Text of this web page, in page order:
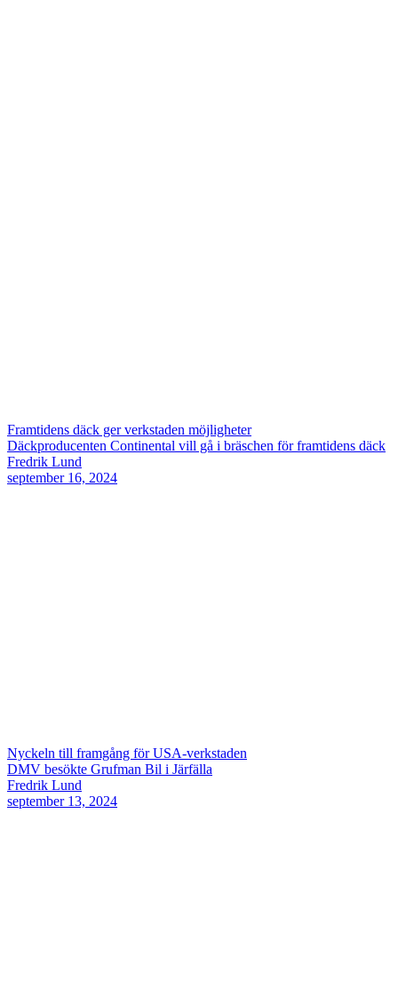
Framtidens däck ger verkstaden möjligheter
Däckproducenten Continental vill gå i bräschen för framtidens däck
Fredrik Lund
september 16, 2024
Nyckeln till framgång för USA-verkstaden
DMV besökte Grufman Bil i Järfälla
Fredrik Lund
september 13, 2024